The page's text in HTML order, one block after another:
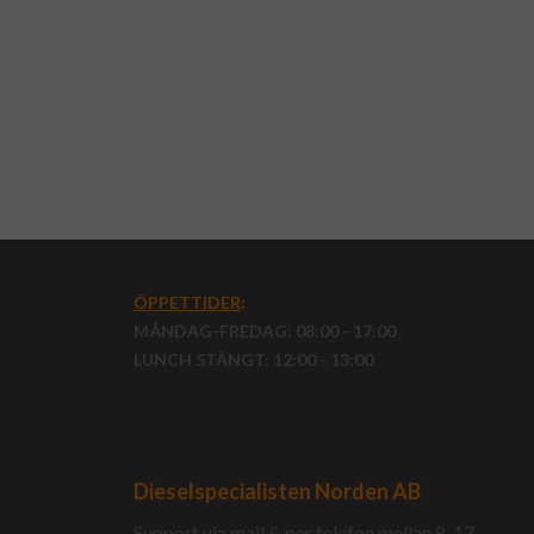
ÖPPETTIDER:
MÅNDAG-FREDAG: 08:00 - 17:00
LUNCH STÄNGT: 12:00 - 13:00
Dieselspecialisten Norden AB